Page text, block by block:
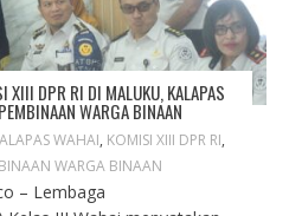
XIII DPR RI DI MALUKU, KALAPAS
WARGA BINAAN
WAHAI, KOMISI XIII DPR RI,
WARGA BINAAN
– Lembaga